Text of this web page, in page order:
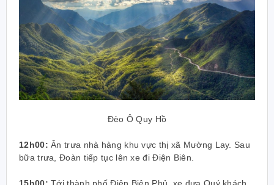
Đèo Ô Quy Hồ
12h00: Ăn trưa nhà hàng khu vực thị xã Mường Lay. Sau
bữa trưa, Đoàn tiếp tục lên xe đi Điện Biên.